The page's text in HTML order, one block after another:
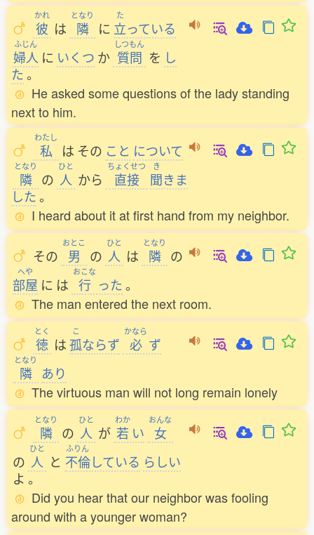
かれ
彼 は
となり
隣 に
た
立っている
ふじん
婦人 に いくつ か
しつもん
質問 を し
た。
He asked some questions of the lady standing
next to him.
わたし
私 は その こと について
となり
隣 の
ひと
人 から
ちょくせつ
直接
き
聞きま
した。
I heard about it at first hand from my neighbor.
その
おとこ
男 の
ひと
人 は
となり
隣 の
へや
部屋 に は
おこな
行 った。
The man entered the next room.
とく
徳 は
こ
孤ならず
かなら
必 ず
となり
隣 あり
The virtuous man will not long remain lonely
となり
隣 の
ひと
人 が
わか
若 い
おんな
女
の
ひと
人 と
ふりん
不倫している らしい
よ 。
Did you hear that our neighbor was fooling
around with a younger woman?